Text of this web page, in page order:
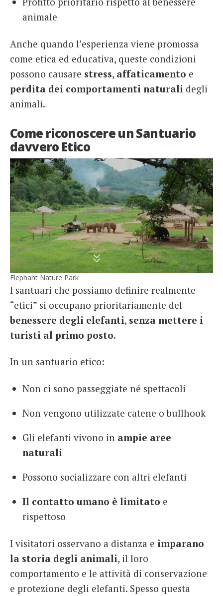
animale
Anche quando l’esperienza viene promossa
come etica ed educativa, queste condizioni
possono causare stress, affaticamento e
perdita dei comportamenti naturali degli
animali.
Come riconoscere un Santuario
davvero Etico
Elephant Nature Park
I santuari che possiamo definire realmente
“etici” si occupano prioritariamente del
benessere degli elefanti, senza mettere i
turisti al primo posto.
In un santuario etico:
Non ci sono passeggiate né spettacoli
Non vengono utilizzate catene o bullhook
Gli elefanti vivono in ampie aree
naturali
Possono socializzare con altri elefanti
Il contatto umano è limitato e
rispettoso
I visitatori osservano a distanza e imparano
la storia degli animali, il loro
comportamento e le attività di conservazione
e protezione degli elefanti. Spesso questa